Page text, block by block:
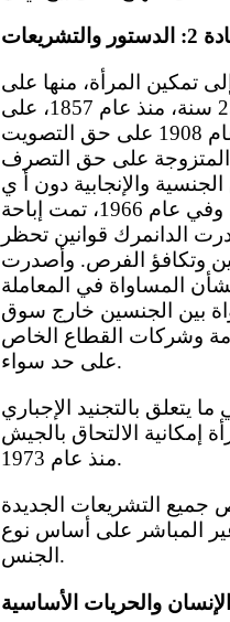
والتشريعات
تمكين المرأة، منها على
سبيل المثال ما يلي: حصول المرأة غير المتزوجة التي يزيد عمرها على 25 سنة، منذ عام 1857، على
المساواة في الحقوق المتعلقة بسن الرشد والميراث. وحصلت المرأة في عام 1908 على حق التصويت
وحصلت المرأة المتزوجة على حق التصرف
الحقوق الجنسية والإنجابية دون أ ي
قيد. وجرى إضفاء الطابع القانوني على وسائل منع الحمل في عام 1880. وفي عام 1966، تمت إباحة
الطابع القانوني على الإجهاض في عام 1973. وأصدرت الدانمرك قوانين تحظر
وتكافؤ الفرص. وأصدرت
بشأن المساواة في المعاملة
المساواة بين الجنسين خارج سوق
العامة وشركات القطاع الخاص
على حد سواء.
يتعلق بالتجنيد الإجباري
الالتحاق بالجيش
منذ عام 1973.
التشريعات الجديدة
المباشر على أساس نوع
الجنس.